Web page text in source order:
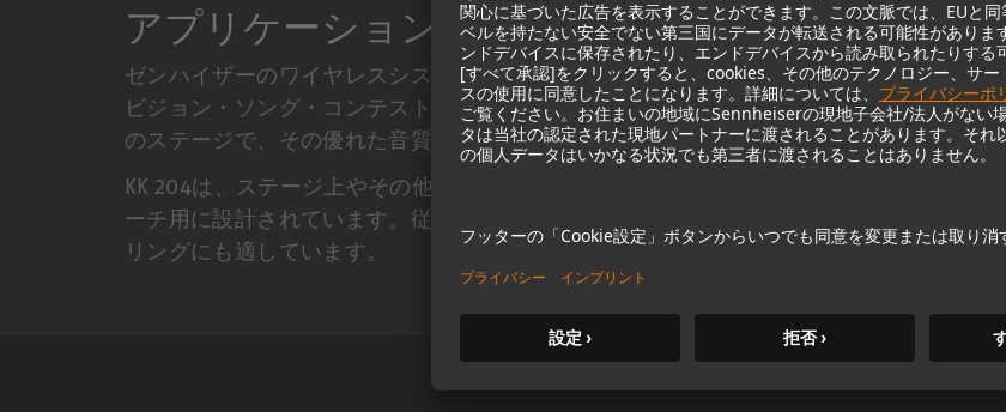
アプリケーション
ゼンハイザーのワイヤレスシステムと組み合わせたノイマンのカプセルヘッドは、ユーロ
ビジョン・ソング・コンテストなどの国際的なテレビイベントをはじめとする世界最大級
のステージで、その優れた音質と信頼性を証明してきました。
KK 204は、ステージ上やその他のフィードバックが発生しやすい環境でのボーカルやスピ
ーチ用に設計されています。従来のモニタリングシステムだけでなく、インイヤーモニタ
リングにも適しています。